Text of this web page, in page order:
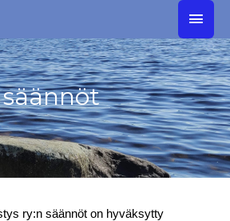
säännöt
ry:n säännöt on hyväksytty